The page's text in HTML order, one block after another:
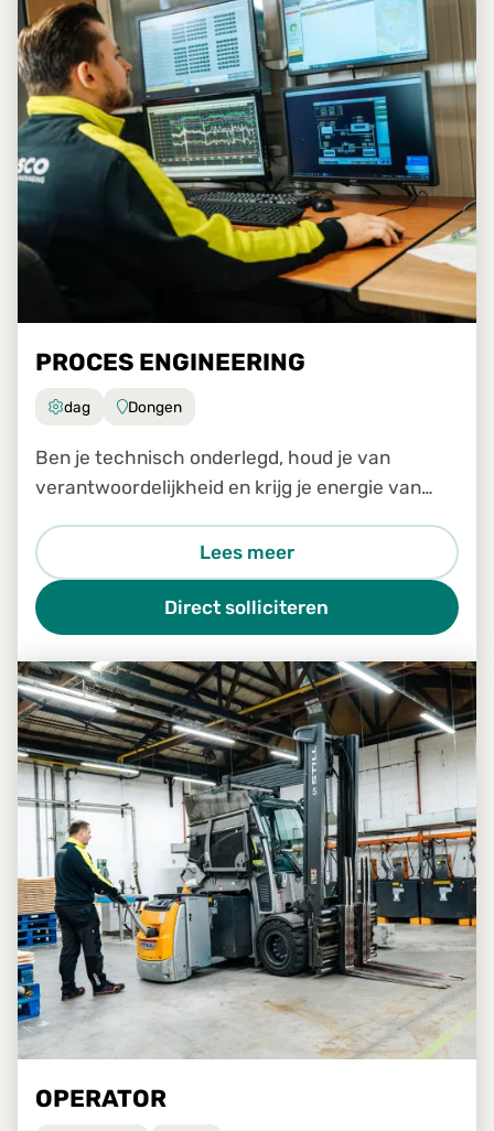
PROCES ENGINEERING
dag Dongen
Ben je technisch onderlegd, houd je van
verantwoordelijkheid en krijg je energie van
functie van Proces Engineering iets voor jou.
Lees meer
Direct solliciteren
OPERATOR